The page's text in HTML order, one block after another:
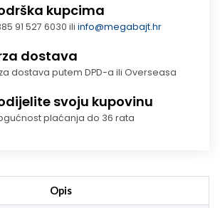
kupcima
91 527 6030 iliinfo@megabajt.hr
dostava
dostava putem DPD-a ili Overseasa
svoju kupovinu
plaćanja do 36 rata
Opis